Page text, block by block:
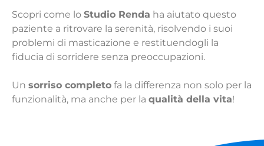
Scopri come lo Studio Renda ha aiutato questo
paziente a ritrovare la serenità, risolvendo i suoi
problemi di masticazione e restituendogli la
fiducia di sorridere senza preoccupazioni.
Un sorriso completo fa la differenza non solo per la
funzionalità, ma anche per la qualità della vita!